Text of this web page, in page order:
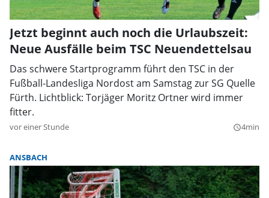
Jetzt beginnt auch noch die Urlaubszeit:
Neue Ausfälle beim TSC Neuendettelsau
Das schwere Startprogramm führt den TSC in der
Fußball-Landesliga Nordost am Samstag zur SG Quelle
Fürth. Lichtblick: Torjäger Moritz Ortner wird immer
fitter.
vor einer Stunde query_builder4min
ANSBACH